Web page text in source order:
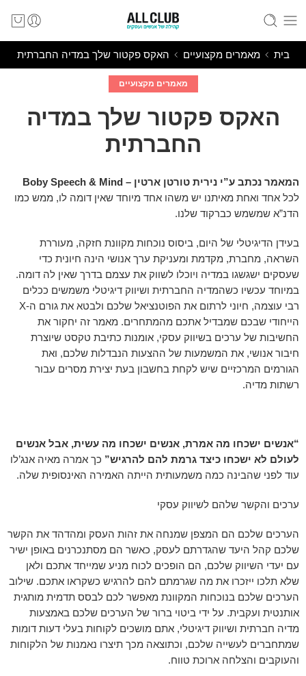
בית מאמרים מקצועיים האקס פקטור שלך במדיה החברתית
מאמרים מקצועיים
האקס פקטור שלך במדיה
החברתית
המאמר נכתב ע”י נירית טורטן ארטין – Boby Speech & Mind
לכל אחד ואחת מאיתנו יש משהו אחד מיוחד שאין דומה לו, ממש כמו
הדנ”א שמשמש כברקוד שלנו.
בעידן הדיגיטלי של היום, ביסוס נוכחות מקוונת חזקה, מעוררת
השראה, מחברת, מקדמת ומעניקת ערך אנושי הינה חיונית כדי
שעסקים ישגשגו במדיה ויוכלו לשווק את עצמם בדרך שאין לה דומה.
במיוחד עכשיו כשהמדיה החברתית ושיווק דיגיטלי משמשים ככלים
רבי עוצמה, חיוני לרתום את הפוטנציאל שלכם ולבטא את גורם ה-X
הייחודי שבכם שמבדיל אתכם מהמתחרים. מאמר זה יחקור את
החשיבות של ערכים בשיווק עסקי, אומנות כתיבת טקסט שיוצרת
חיבור אנושי, את המשמעות של ההצעות הנבדלות שלכם, ואת
הגורמים המרכזיים שיש לקחת בחשבון בעת ​​יצירת מסרים עבור
רשתות מדיה.
“אנשים ישכחו מה אמרת, אנשים ישכחו מה עשית, אבל אנשים
לעולם לא ישכחו כיצד גרמת להם להרגיש” כך אמרה מאיה אנג’לו
עוד לפני שהבינה כמה משמעותית הייתה האמירה האינסופית שלה.
ערכים והקשר שלהם לשיווק עסקי
הערכים שלכם הם המצפן שמנחה את זהות העסק ומהדהד את הקשר
שלכם קהל היעד שהגדרתם לעסק, כאשר הם מסתנכרנים באופן ישיר
עם יעדי השיווק שלכם, הם הופכים לכוח מניע שמייחד אתכם ולאן
שלא תלכו ייזכרו את מה שגרמתם להם להרגיש כשקראו אתכם. שילוב
הערכים שלכם בנוכחות המקוונת מאפשר לכם לבסס תדמית מותגית
אותנטית ועקבית. על ידי ביטוי ברור של הערכים שלכם באמצעות
מדיה חברתית ושיווק דיגיטלי, אתם מושכים לקוחות בעלי דעות דומות
שמתחברים לעשייה שלכם, וכתוצאה מכך תיצרו נאמנות של הלקוחות
והעוקבים והצלחה ארוכת טווח.